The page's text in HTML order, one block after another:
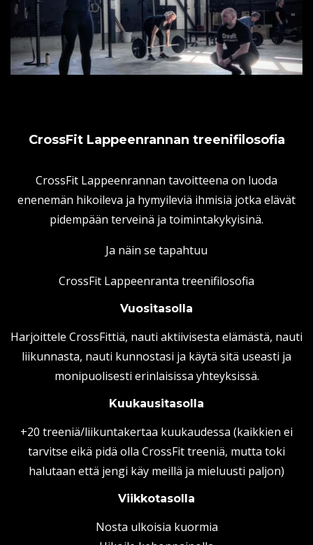
CrossFit Lappeenrannan treenifilosofia
CrossFit Lappeenrannan tavoitteena on luoda
enenemän hikoileva ja hymyileviä ihmisiä jotka elävät
pidempään terveinä ja toimintakykyisinä.
Ja näin se tapahtuu
CrossFit Lappeenranta treenifilosofia
Vuositasolla
Harjoittele CrossFittiä, nauti aktiivisesta elämästä, nauti
liikunnasta, nauti kunnostasi ja käytä sitä useasti ja
monipuolisesti erinlaisissa yhteyksissä.
Kuukausitasolla
+20 treeniä/liikuntakertaa kuukaudessa (kaikkien ei
tarvitse eikä pidä olla CrossFit treeniä, mutta toki
halutaan että jengi käy meillä ja mieluusti paljon)
Viikkotasolla
Nosta ulkoisia kuormia